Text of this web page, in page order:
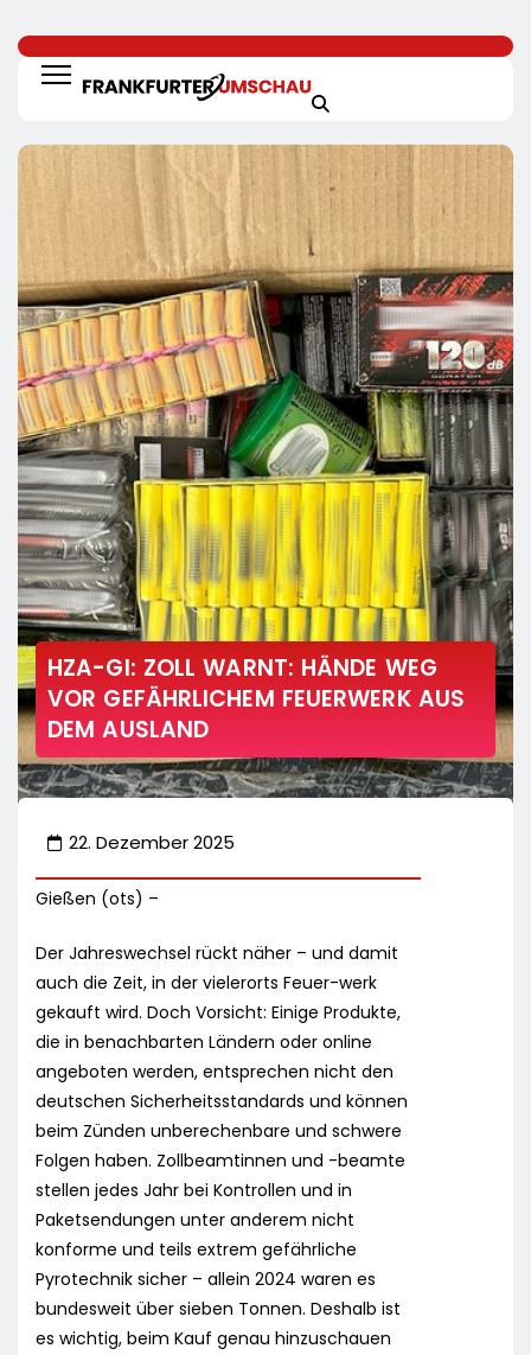
HZA-GI: ZOLL WARNT: HÄNDE WEG
VOR GEFÄHRLICHEM FEUERWERK AUS
DEM AUSLAND
22. Dezember 2025
Gießen (ots) –
Der Jahreswechsel rückt näher – und damit
auch die Zeit, in der vielerorts Feuer-werk
gekauft wird. Doch Vorsicht: Einige Produkte,
die in benachbarten Ländern oder online
angeboten werden, entsprechen nicht den
deutschen Sicherheitsstandards und können
beim Zünden unberechenbare und schwere
Folgen haben. Zollbeamtinnen und -beamte
stellen jedes Jahr bei Kontrollen und in
Paketsendungen unter anderem nicht
konforme und teils extrem gefährliche
Pyrotechnik sicher – allein 2024 waren es
bundesweit über sieben Tonnen. Deshalb ist
es wichtig, beim Kauf genau hinzuschauen